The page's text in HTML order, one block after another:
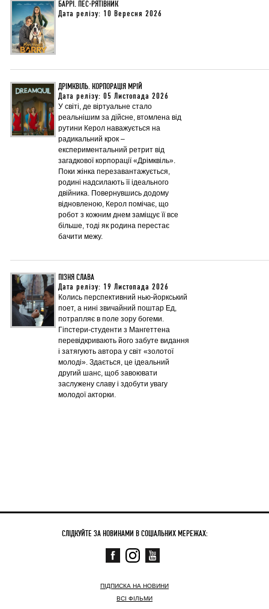
БАРРІ. ПЕС-РЯТІВНИК
Дата релізу: 10 Вересня 2026
ДРІМКВІЛЬ. КОРПОРАЦІЯ МРІЙ
Дата релізу: 05 Листопада 2026
У світі, де віртуальне стало
реальнішим за дійсне, втомлена від
рутини Керол наважується на
радикальний крок –
експериментальний ретрит від
загадкової корпорації «Дрімквіль».
Поки жінка перезавантажується,
родині надсилають її ідеального
двійника. Повернувшись додому
відновленою, Керол помічає, що
робот з кожним днем заміщує її все
більше, тоді як родина перестає
бачити межу.
ПІЗНЯ СЛАВА
Дата релізу: 19 Листопада 2026
Колись перспективний нью-йоркський
поет, а нині звичайний поштар Ед,
потрапляє в поле зору богеми.
Гіпстери-студенти з Мангеттена
перевідкривають його забуте видання
і затягують автора у світ «золотої
молоді». Здається, це ідеальний
другий шанс, щоб завоювати
заслужену славу і здобути увагу
молодої акторки.
СЛІДКУЙТЕ ЗА НОВИНАМИ В СОЦІАЛЬНИХ МЕРЕЖАХ:
ПІДПИСКА НА НОВИНИ
ВСІ ФІЛЬМИ